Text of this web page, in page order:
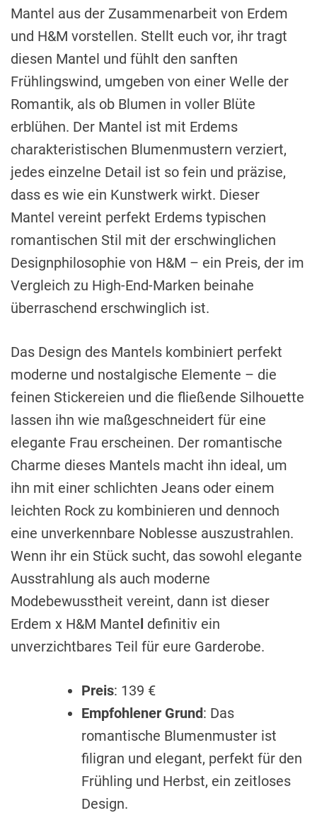
Mantel aus der Zusammenarbeit von Erdem
und H&M vorstellen. Stellt euch vor, ihr tragt
diesen Mantel und fühlt den sanften
Frühlingswind, umgeben von einer Welle der
Romantik, als ob Blumen in voller Blüte
erblühen. Der Mantel ist mit Erdems
charakteristischen Blumenmustern verziert,
jedes einzelne Detail ist so fein und präzise,
dass es wie ein Kunstwerk wirkt. Dieser
Mantel vereint perfekt Erdems typischen
romantischen Stil mit der erschwinglichen
Designphilosophie von H&M – ein Preis, der im
Vergleich zu High-End-Marken beinahe
überraschend erschwinglich ist.
Das Design des Mantels kombiniert perfekt
moderne und nostalgische Elemente – die
feinen Stickereien und die fließende Silhouette
lassen ihn wie maßgeschneidert für eine
elegante Frau erscheinen. Der romantische
Charme dieses Mantels macht ihn ideal, um
ihn mit einer schlichten Jeans oder einem
leichten Rock zu kombinieren und dennoch
eine unverkennbare Noblesse auszustrahlen.
Wenn ihr ein Stück sucht, das sowohl elegante
Ausstrahlung als auch moderne
Modebewusstheit vereint, dann ist dieser
Erdem x H&M Mantel definitiv ein
unverzichtbares Teil für eure Garderobe.
Preis: 139 €
Empfohlener Grund: Das
romantische Blumenmuster ist
filigran und elegant, perfekt für den
Frühling und Herbst, ein zeitloses
Design.